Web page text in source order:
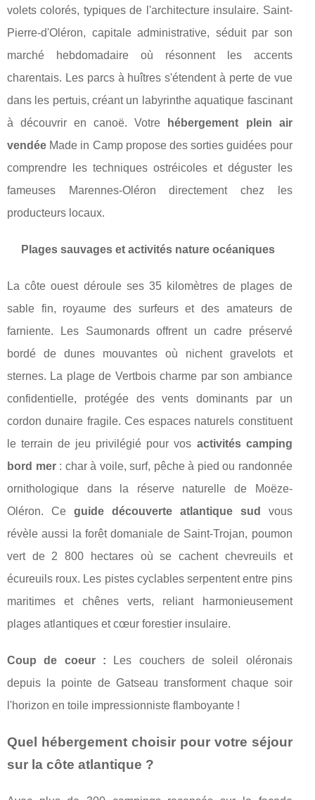
volets colorés, typiques de l'architecture insulaire. Saint-
Pierre-d'Oléron, capitale administrative, séduit par son
marché hebdomadaire où résonnent les accents
charentais. Les parcs à huîtres s'étendent à perte de vue
dans les pertuis, créant un labyrinthe aquatique fascinant
à découvrir en canoë. Votre
hébergement plein air
vendée Made in Camp propose des sorties guidées pour
comprendre les techniques ostréicoles et déguster les
fameuses Marennes-Oléron directement chez les
producteurs locaux.
Plages sauvages et activités nature océaniques
La côte ouest déroule ses 35 kilomètres de plages de
sable fin, royaume des surfeurs et des amateurs de
farniente. Les Saumonards offrent un cadre préservé
bordé de dunes mouvantes où nichent gravelots et
sternes. La plage de Vertbois charme par son ambiance
confidentielle, protégée des vents dominants par un
cordon dunaire fragile. Ces espaces naturels constituent
le terrain de jeu privilégié pour vos activités camping
bord mer: char à voile, surf, pêche à pied ou randonnée
ornithologique dans la réserve naturelle de Moëze-
Oléron. Ce guide découverte atlantique sud
vous
révèle aussi la forêt domaniale de Saint-Trojan, poumon
vert de 2 800 hectares où se cachent chevreuils et
écureuils roux. Les pistes cyclables serpentent entre pins
maritimes et chênes verts, reliant harmonieusement
plages atlantiques et cœur forestier insulaire.
Coup de coeur : Les couchers de soleil oléronais
depuis la pointe de Gatseau transforment chaque soir
l'horizon en toile impressionniste flamboyante !
Quel hébergement choisir pour votre séjour
sur la côte atlantique ?